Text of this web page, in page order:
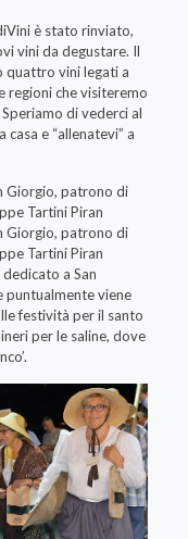
è stato rinviato,
vini da degustare. Il
quattro vini legati a
che visiteremo
di vederci al
e “allenatevi” a
a San
puntualmente viene
festività per il santo
per le saline, dove